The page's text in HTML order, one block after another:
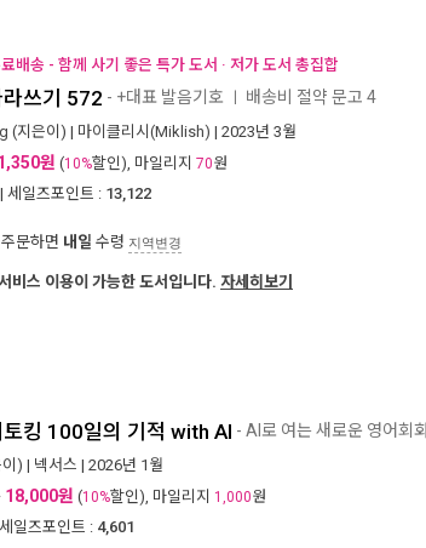
배송 - 함께 사기 좋은 특가 도서 · 저가 도서 총집합
쓰기 572 - +대표 발음기호 배송비 절약 문고 4
(지은이) | 마이클리시(Miklish) | 2023년 3월
원 (10%할인), 마일리지 70원
세일즈포인트 : 13,122
문하면 내일 수령 지역변경
비스 이용이 가능한 도서입니다. 자세히보기
토킹 100일의 기적 with AI - AI로 여는 새로운 영어회
) | 넥서스 | 2026년 1월
18,000원 (10%할인), 마일리지 1,000원
일즈포인트 : 4,601